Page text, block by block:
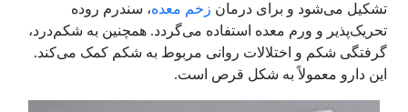
تشکیل می‌شود و برای درمان زخم معده، سندرم روده
تحریک‌پذیر و ورم معده استفاده می‌گردد. همچنین به شکم‌درد،
گرفتگی شکم و اختلالات روانی مربوط به شکم کمک می‌کند.
این دارو معمولاً به شکل قرص است.